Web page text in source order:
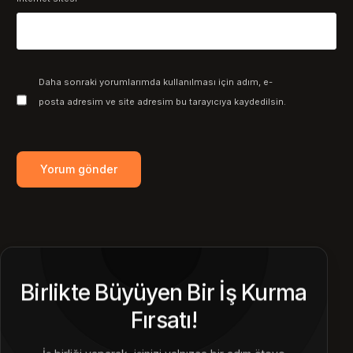
Daha sonraki yorumlarımda kullanılması için adım, e-
posta adresim ve site adresim bu tarayıcıya kaydedilsin.
Birlikte Büyüyen Bir İş Kurma
Fırsatı!